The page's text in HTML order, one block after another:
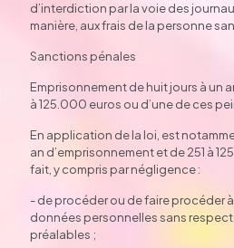
d’interdiction par la voie des
manière, aux frais de la personne
Sanctions pénales
Emprisonnement de huit jours à un
à 125.000 euros ou d’une de ces
En application de la loi, est
an d’emprisonnement et de 251 à
fait, y compris par négligence :
- de procéder ou de faire procéder
données personnelles sans
préalables ;